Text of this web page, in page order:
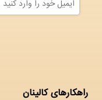
راهکارهای کالینان